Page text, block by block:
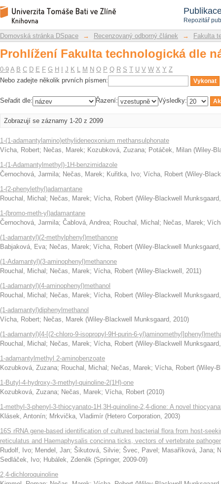
Repozitář
Prohlížení Fakulta technologická dle
Repozitář DSpace/Manakin
Domovská stránka DSpace → Recenzovaný odborný článek → Fakulta
Prohlížení Fakulta technologická dle
0-9 A B C D E F G H J K L M N O P Q R S T U V W X Y Z
Nebo zadejte několik prvních písmen:
Seřadit dle: Řazení: Výsledky:
Zobrazují se záznamy 1-20 z 2099
1-(1-adamantylamino)ethylideneoxonium methansulphonate
Vícha, Robert; Nečas, Marek; Kozubková, Zuzana; Potáček, Milan (Wiley-
1-(1-Adamantylmethyl)-1H-benzimidazole
Černochová, Jarmila; Nečas, Marek; Kuřitka, Ivo; Vícha, Robert (Wiley-
1-(2-phenylethyl)adamantane
Rouchal, Michal ; Nečas, Marek; Vícha, Robert (Wiley-Blackwell Munksgaard
1-(bromo-meth-yl)adamantane
Černochová, Jarmila; Čablová, Andrea; Rouchal, Michal ; Nečas, Marek;
(1-adamantyl)(2-methylphenyl)methanone
Babjaková, Eva; Nečas, Marek; Vícha, Robert (Wiley-Blackwell Munksgaard
(1-Adamantyl)(3-aminophenyl)methanone
Rouchal, Michal ; Nečas, Marek; Vícha, Robert (Wiley-Blackwell , 2011)
(1-adamantyl)(4-aminophenyl)methanol
Rouchal, Michal ; Nečas, Marek; Vícha, Robert (Wiley-Blackwell Munksgaard
(1-adamantyl)diphenylmethanol
Vícha, Robert; Nečas, Marek (Wiley-Blackwell Munksgaard, 2010)
(1-adamantyl){4-[(2-chloro-9-isopropyl-9H-purin-6-
Rouchal, Michal ; Nečas, Marek; Vícha, Robert (Wiley-Blackwell Munksgaard
1-adamantylmethyl 2-aminobenzoate
Kozubková, Zuzana; Rouchal, Michal ; Nečas, Marek; Vícha, Robert (Wiley-
1-Butyl-4-hydroxy-3-methyl-quinoline-2(1H)-one
Kozubková, Zuzana; Nečas, Marek; Vícha, Robert (2010)
1-methyl-3-phenyl-3-thiocyanato-1H,3H-quinoline-2,4-dione: A novel
Klásek, Antonín; Mrkvička, Vladimír (Hetero Corporation, 2003)
16S rRNA gene-based identification of cultured bacterial flora from host-
reticulatus and Haemaphysalis concinna ticks, vectors of vertebrate
Rudolf, Ivo; Mendel, Jan; Šikutová, Silvie; Švec, Pavel ; Masaříková, Jana;
Sedláček, Ivo; Hubálek, Zdeněk (Springer, 2009-09)
2,4-dichloroquinoline